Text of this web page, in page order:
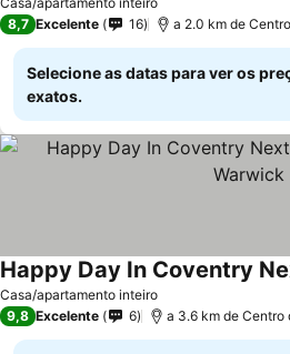
8,7 Excelente 16 a 2.0 km de
Selecione as datas para ver os
exatos.
Casa/apartamento inteiro
9,8 Excelente 6 a 3.6 km de Centro